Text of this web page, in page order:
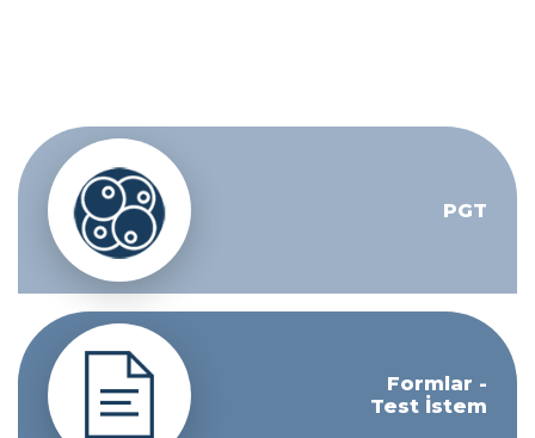
PGT
Formlar -
Test İstem